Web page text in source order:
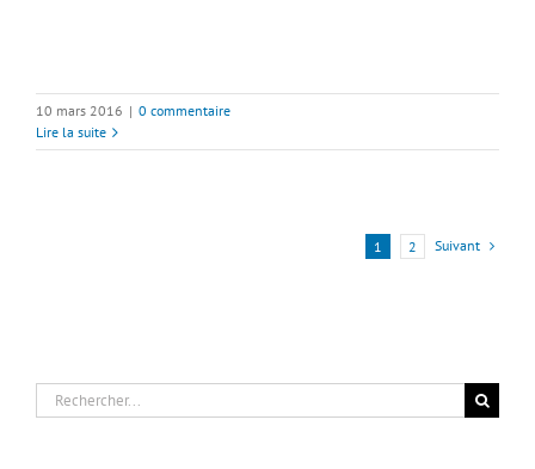
10 mars 2016 | 0 commentaire
Lire la suite
1 2 Suivant
Rechercher: